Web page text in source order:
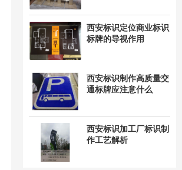
西安标识定位商业标识
标牌的导视作用
西安标识制作高质量交
通标牌应注意什么
西安标识加工厂标识制
作工艺解析